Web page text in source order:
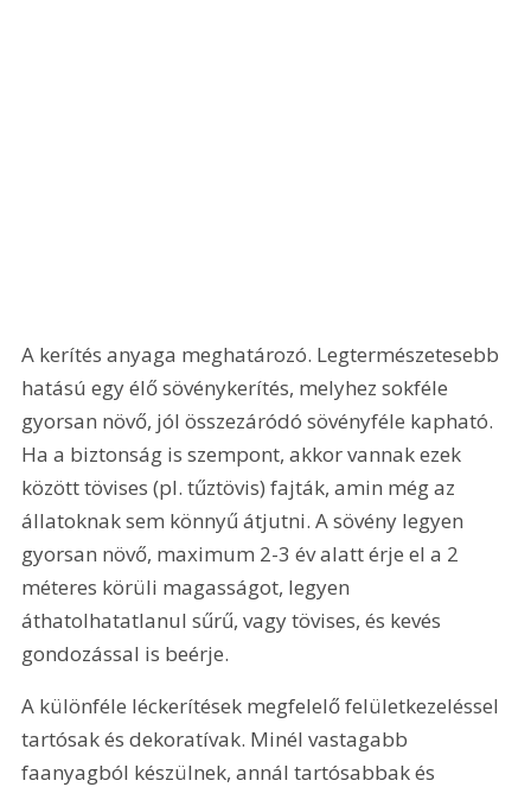
A kerítés anyaga meghatározó. Legtermészetesebb
hatású egy élő sövénykerítés, melyhez sokféle
gyorsan növő, jól összezáródó sövényféle kapható.
Ha a biztonság is szempont, akkor vannak ezek
között tövises (pl. tűztövis) fajták, amin még az
állatoknak sem könnyű átjutni. A sövény legyen
gyorsan növő, maximum 2-3 év alatt érje el a 2
méteres körüli magasságot, legyen
áthatolhatatlanul sűrű, vagy tövises, és kevés
gondozással is beérje.
A különféle léckerítések megfelelő felületkezeléssel
tartósak és dekoratívak. Minél vastagabb
faanyagból készülnek, annál tartósabbak és